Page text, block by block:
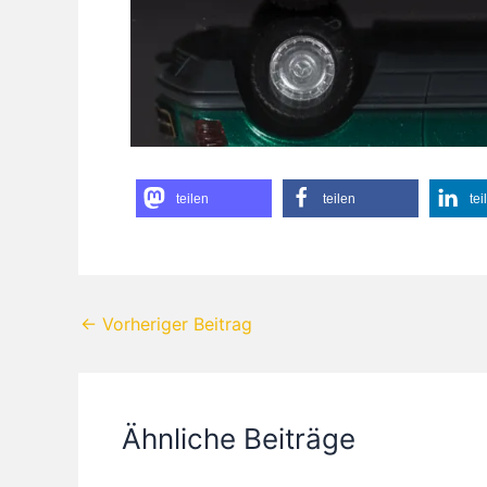
teilen teilen
← Vorheriger Beitrag
Ähnliche Beiträge